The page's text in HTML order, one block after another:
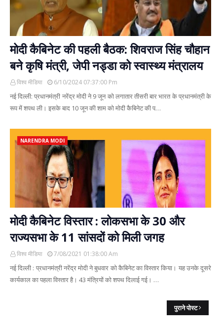
मोदी कैबिनेट की पहली बैठक: शिवराज सिंह चौहान
बने कृषि मंत्री, जेपी नड्डा को स्वास्थ्य मंत्रालय
विश्व मीडिया 6/10/2024 07:37:00 Pm
नई दिल्ली: प्रधानमंत्री नरेंद्र मोदी ने 9 जून को लगातार तीसरी बार भारत के प्रधानमंत्री के
रूप में शपथ ली। इसके बाद 10 जून की शाम को मोदी कैबिनेट की प…
NARENDRA MODI
मोदी कैबिनेट विस्तार : लोकसभा के 30 और
राज्यसभा के 11 सांसदों को मिली जगह
विश्व मीडिया 7/08/2021 01:38:00 Am
नई दिल्ली : प्रधानमंत्री नरेंद्र मोदी ने बुधवार को कैबिनेट का विस्तार किया। यह उनके दूसरे
कार्यकाल का पहला विस्तार है। 43 मंत्रियों को शपथ दिलाई गई। …
पुराने पोस्ट